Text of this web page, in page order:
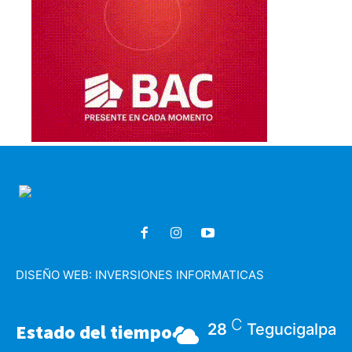
DISEÑO WEB: INVERSIONES INFORMATICAS
Estado del tiempo 28 C Tegucigalpa